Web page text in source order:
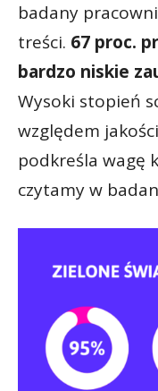
badany
treści. 67 proc.
bardzo niskie
Wysoki stopień
względem
podkreśla wagę
czytamy w